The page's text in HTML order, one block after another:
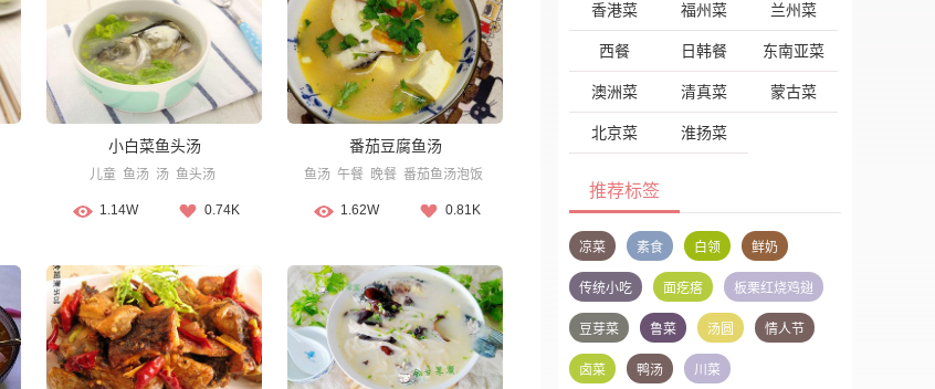
小白菜鱼头汤
儿童 鱼汤 汤 鱼头汤
1.14W 0.74K
番茄豆腐鱼汤
鱼汤 午餐 晚餐 番茄鱼汤泡饭
1.62W 0.81K
香港菜 福州菜 兰州菜
西餐 日韩餐 东南亚菜
澳洲菜 清真菜 蒙古菜
北京菜 淮扬菜
推荐标签
凉菜 素食 白领 鲜奶
传统小吃 面疙瘩 板栗红烧鸡翅
豆芽菜 鲁菜 汤圆 情人节
卤菜 鸭汤 川菜